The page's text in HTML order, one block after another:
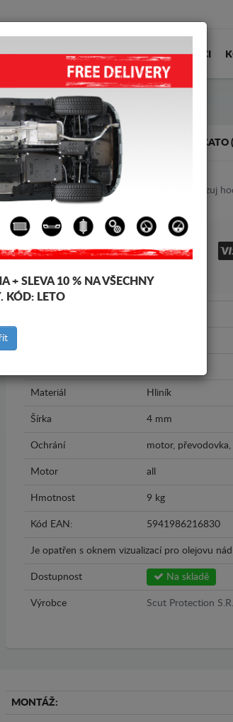
DOPRAVA FEEDBACK PRODEJCI
HLINÍKOVÝ KRYT POD MOTOR FIAT DUCATO
5.00 out of5stars based on Ukazuj
Kód výrobku: 30.024ALU
369€
Materiál Hliník
Šírka 4 mm
Ochrání motor, převodovka,
Motor all
Hmotnost 9 kg
Kód EAN: 5941986216830
Je opatřen s oknem vizualizací pro olejovu
Dostupnost Na skladě
Výrobce Scut Protection
MONTÁŽ:
+ SLEVA 10 % NA VŠECHNY
KÓD: LETO